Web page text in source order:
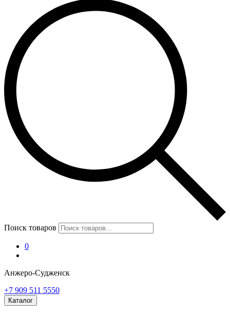
Поиск товаров
0
Анжеро-Судженск
+7 909 511 5550
Каталог